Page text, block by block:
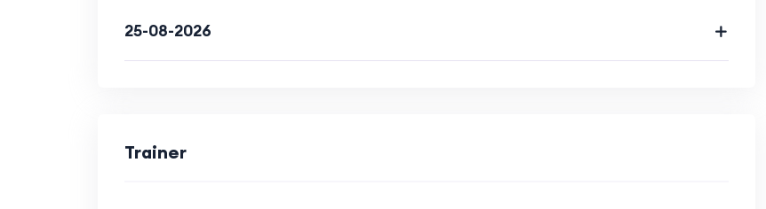
25-08-2026
Trainer